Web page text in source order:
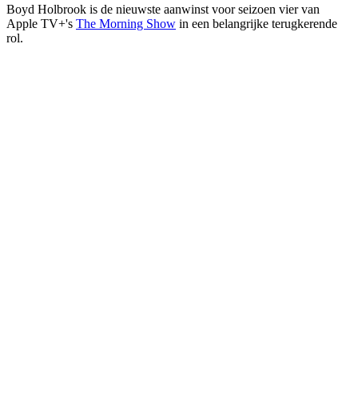
Boyd Holbrook is de nieuwste aanwinst voor seizoen vier van
Apple TV+'s The Morning Show in een belangrijke terugkerende
rol.